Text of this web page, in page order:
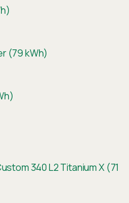
(79 kWh)
340 L2 Titanium X (71